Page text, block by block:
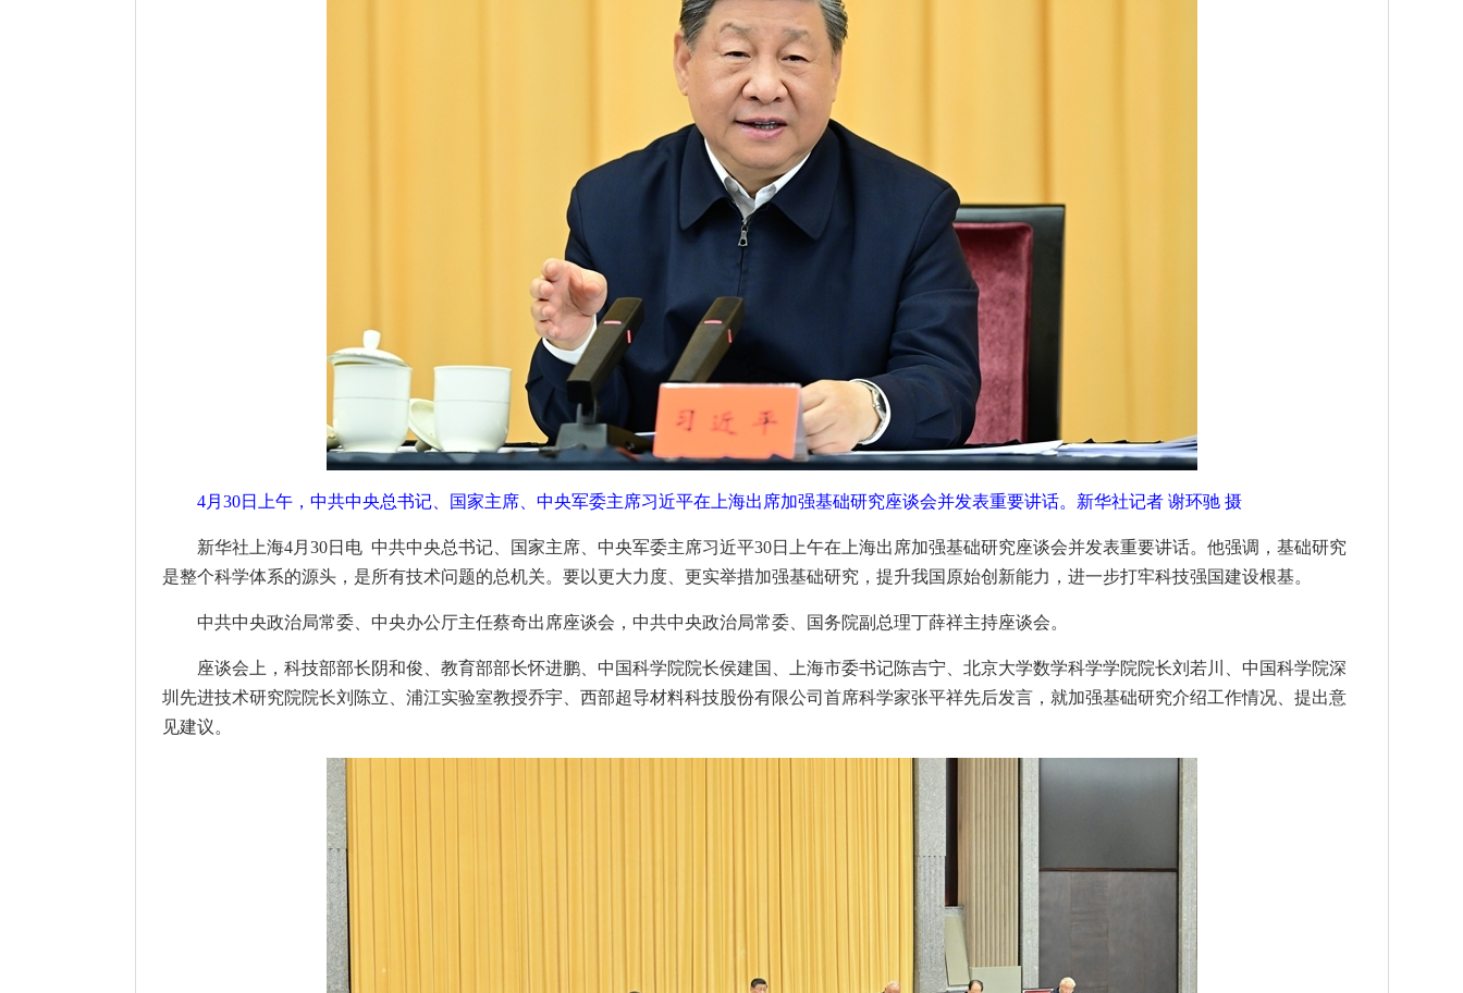
4月30日上午，中共中央总书记、国家主席、中央军委主席习近平在上海出席加强基础研究座谈会并发表重要讲话。新华社记者 谢环驰 摄
新华社上海4月30日电 中共中央总书记、国家主席、中央军委主席习近平30日上午在上海出席加强基础研究座谈会并发表重要讲话。他强调，基础研究
是整个科学体系的源头，是所有技术问题的总机关。要以更大力度、更实举措加强基础研究，提升我国原始创新能力，进一步打牢科技强国建设根基。
中共中央政治局常委、中央办公厅主任蔡奇出席座谈会，中共中央政治局常委、国务院副总理丁薛祥主持座谈会。
座谈会上，科技部部长阴和俊、教育部部长怀进鹏、中国科学院院长侯建国、上海市委书记陈吉宁、北京大学数学科学学院院长刘若川、中国科学院深
圳先进技术研究院院长刘陈立、浦江实验室教授乔宇、西部超导材料科技股份有限公司首席科学家张平祥先后发言，就加强基础研究介绍工作情况、提出意
见建议。